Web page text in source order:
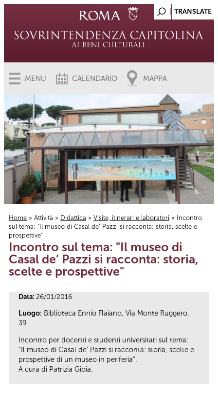
MENU CALENDARIO MAPPA
Tu sei qui
Home » Attività » Didattica » Visite, itinerari e laboratori » Incontro
sul tema: "Il museo di Casal de’ Pazzi si racconta: storia, scelte e
prospettive"
Incontro sul tema: "Il museo di
Casal de’ Pazzi si racconta: storia,
scelte e prospettive"
Data: 26/01/2016
Luogo: Biblioteca Ennio Flaiano, Via Monte Ruggero,
39
Incontro per docenti e studenti universitari sul tema:
"Il museo di Casal de’ Pazzi si racconta: storia, scelte e
prospettive di un museo in periferia".
A cura di Patrizia Gioia.